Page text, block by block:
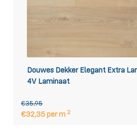
Douwes Dekker Elegant Extra
4V Laminaat
€35,95
€32,35 per m 2